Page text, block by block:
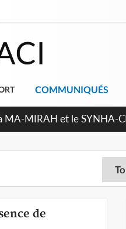
COMMUNIQUÉS
MIRAH et le SYNHA-
de